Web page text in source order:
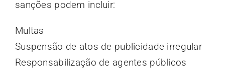
sanções podem incluir:
Multas
Suspensão de atos de publicidade irregular
Responsabilização de agentes públicos